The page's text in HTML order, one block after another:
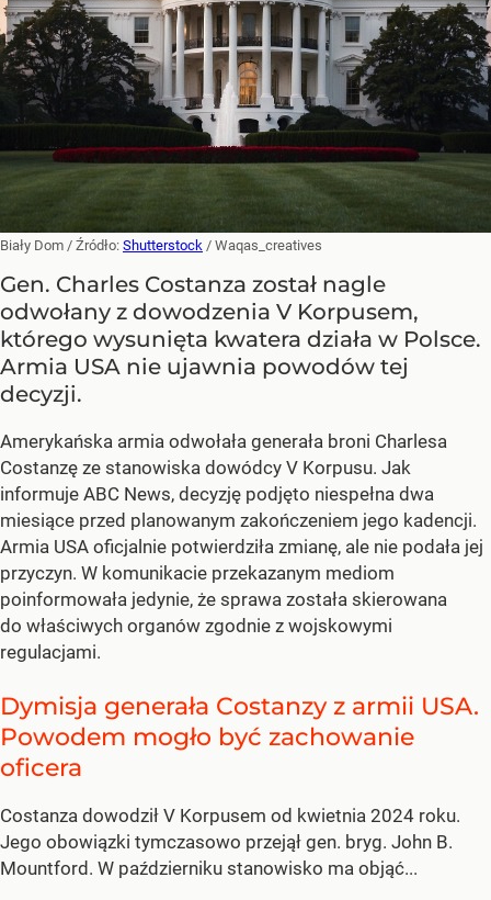
Biały Dom / Źródło: Shutterstock / Waqas_creatives
Gen. Charles Costanza został nagle
odwołany z dowodzenia V Korpusem,
którego wysunięta kwatera działa w Polsce.
Armia USA nie ujawnia powodów tej
decyzji.
Amerykańska armia odwołała generała broni Charlesa
Costanzę ze stanowiska dowódcy V Korpusu. Jak
informuje ABC News, decyzję podjęto niespełna dwa
miesiące przed planowanym zakończeniem jego kadencji.
Armia USA oficjalnie potwierdziła zmianę, ale nie podała jej
przyczyn. W komunikacie przekazanym mediom
poinformowała jedynie, że sprawa została skierowana
do właściwych organów zgodnie z wojskowymi
regulacjami.
Dymisja generała Costanzy z armii USA.
Powodem mogło być zachowanie
oficera
Costanza dowodził V Korpusem od kwietnia 2024 roku.
Jego obowiązki tymczasowo przejął gen. bryg. John B.
Mountford. W październiku stanowisko ma objąć...